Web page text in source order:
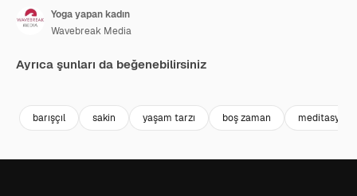
Yoga yapan kadın
Wavebreak Media
Ayrıca şunları da beğenebilirsiniz
barışçıl sakin yaşam tarzı boş zaman meditasyon